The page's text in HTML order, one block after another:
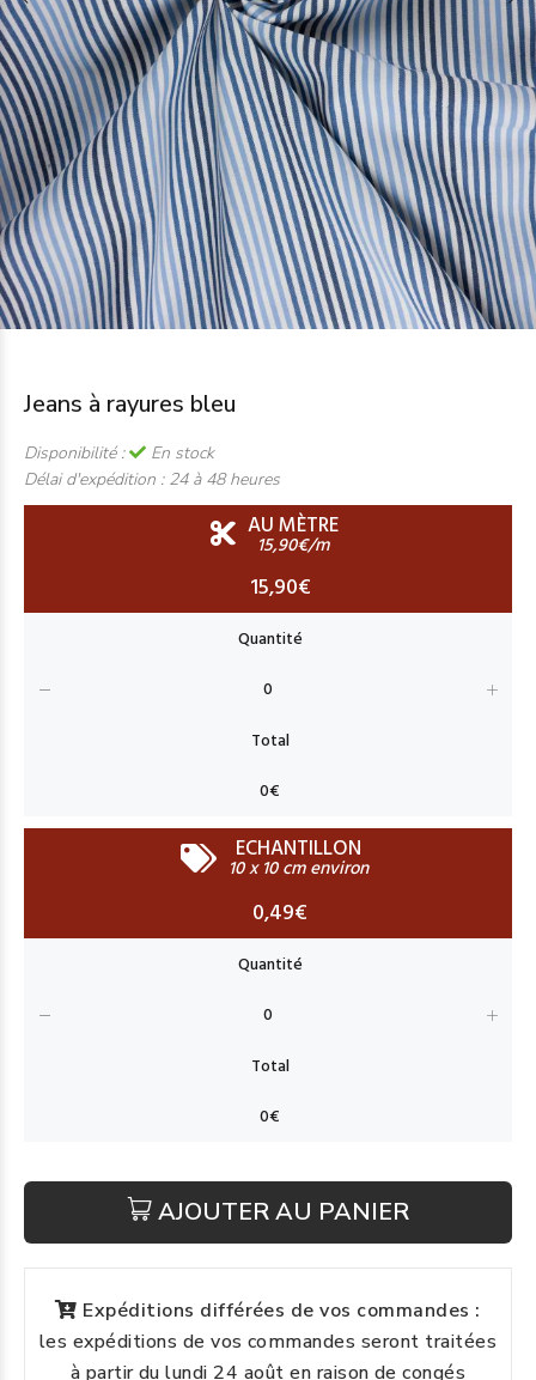
Jeans à rayures bleu
Disponibilité :
En stock
Délai d'expédition : 24 à 48 heures
AU MÈTRE
15,90€/m
15,90€
ECHANTILLON
10 x 10 cm environ
0,49€
AJOUTER AU PANIER
Expéditions différées de vos commandes :
les expéditions de vos commandes seront traitées
à partir du lundi 24 août en raison de congés